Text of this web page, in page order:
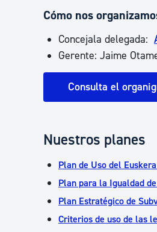
Cómo nos
Concejala delegada:
Gerente: Jaime
Consulta el
Nuestros planes
Plan de Uso del
Plan para la Igualdad
Plan Estratégico de
Criterios de uso de las